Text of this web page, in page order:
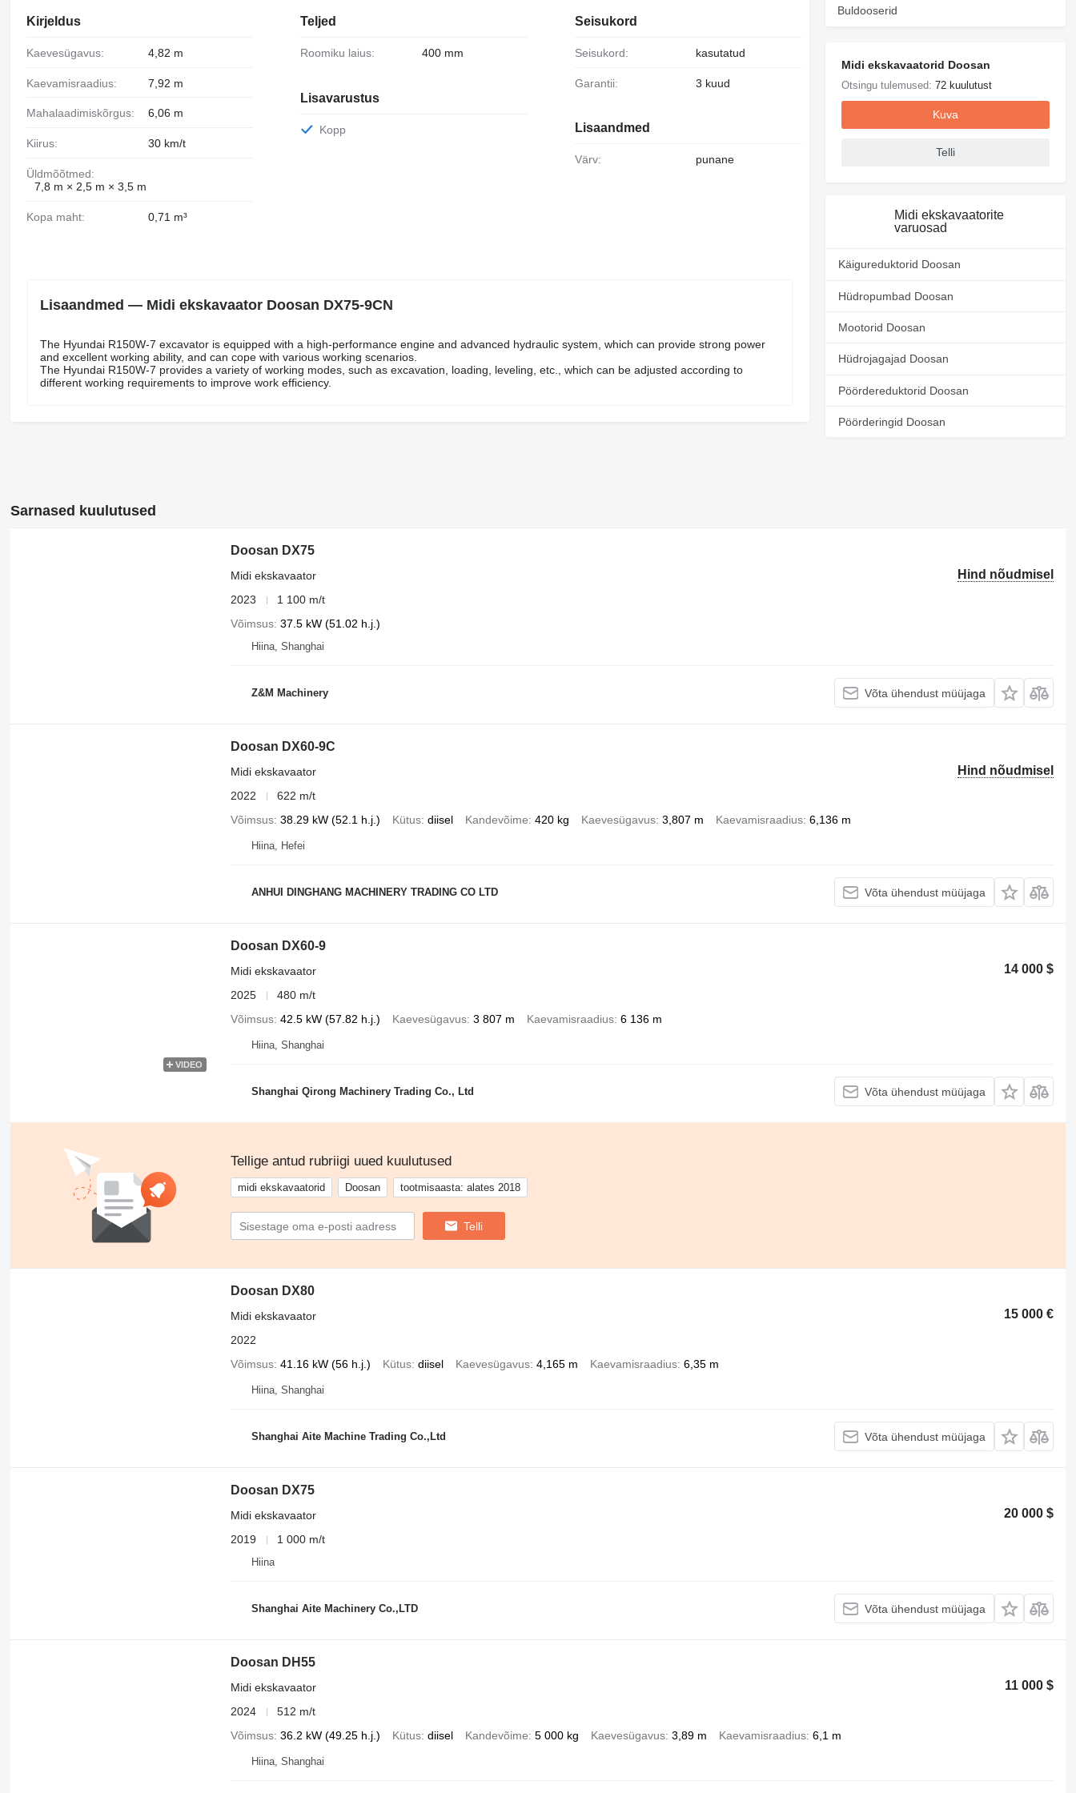
Kirjeldus
Kaevesügavus: 4,82 m
Kaevamisraadius: 7,92 m
Mahalaadimiskõrgus: 6,06 m
Kiirus: 30 km/t
Üldmõõtmed:
7,8 m × 2,5 m × 3,5 m
Kopa maht: 0,71 m³
Teljed
Roomiku laius: 400 mm
Lisavarustus
Kopp
Seisukord
Seisukord: kasutatud
Garantii: 3 kuud
Lisaandmed
Värv: punane
Lisaandmed — Midi ekskavaator Doosan DX75-9CN
The Hyundai R150W-7 excavator is equipped with a high-performance engine and advanced hydraulic system, which can provide strong power
and excellent working ability, and can cope with various working scenarios.
The Hyundai R150W-7 provides a variety of working modes, such as excavation, loading, leveling, etc., which can be adjusted according to
different working requirements to improve work efficiency.
Buldooserid
Midi ekskavaatorid Doosan
Otsingu tulemused:72 kuulutust
Kuva
Telli
Midi ekskavaatorite
varuosad
Käigureduktorid Doosan
Hüdropumbad Doosan
Mootorid Doosan
Hüdrojagajad Doosan
Pöördereduktorid Doosan
Pöörderingid Doosan
Sarnased kuulutused
Doosan DX75
Hind nõudmisel
Midi ekskavaator
2023
1 100 m/t
Võimsus 37.5 kW (51.02 h.j.)
Hiina, Shanghai
Z&M Machinery Võta ühendust müüjaga
Doosan DX60-9C
Hind nõudmisel
Midi ekskavaator
2022
622 m/t
Võimsus 38.29 kW (52.1 h.j.) Kütus diisel Kandevõime 420 kg Kaevesügavus 3,807 m Kaevamisraadius 6,136 m
Hiina, Hefei
ANHUI DINGHANG MACHINERY TRADING CO LTD Võta ühendust müüjaga
VIDEO
Doosan DX60-9
14 000 $
Midi ekskavaator
2025
480 m/t
Võimsus 42.5 kW (57.82 h.j.) Kaevesügavus 3 807 m Kaevamisraadius 6 136 m
Hiina, Shanghai
Shanghai Qirong Machinery Trading Co., Ltd Võta ühendust müüjaga
Tellige antud rubriigi uued kuulutused
midi ekskavaatorid Doosan tootmisaasta: alates 2018
Telli
Doosan DX80
15 000 €
Midi ekskavaator
2022
Võimsus 41.16 kW (56 h.j.) Kütus diisel Kaevesügavus 4,165 m Kaevamisraadius 6,35 m
Hiina, Shanghai
Shanghai Aite Machine Trading Co.,Ltd Võta ühendust müüjaga
Doosan DX75
20 000 $
Midi ekskavaator
2019
1 000 m/t
Hiina
Shanghai Aite Machinery Co.,LTD Võta ühendust müüjaga
Doosan DH55
11 000 $
Midi ekskavaator
2024
512 m/t
Võimsus 36.2 kW (49.25 h.j.) Kütus diisel Kandevõime 5 000 kg Kaevesügavus 3,89 m Kaevamisraadius 6,1 m
Hiina, Shanghai